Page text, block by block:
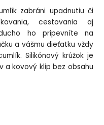
zabráni upadnutiu či
cestovania aj
ho pripevníte na
a vášmu dieťatku vždy
Silikónový krúžok je
a kovový klip bez obsahu